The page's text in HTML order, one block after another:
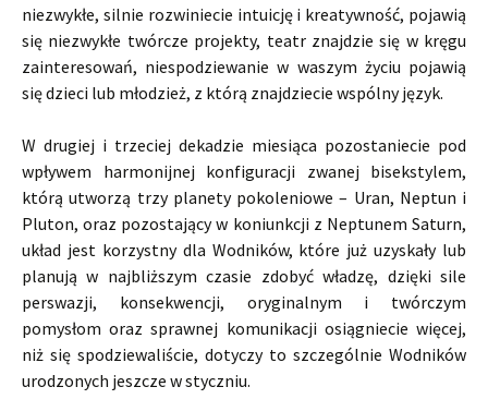
niezwykłe, silnie rozwiniecie intuicję i kreatywność, pojawią
się niezwykłe twórcze projekty, teatr znajdzie się w kręgu
zainteresowań, niespodziewanie w waszym życiu pojawią
się dzieci lub młodzież, z którą znajdziecie wspólny język.
W drugiej i trzeciej dekadzie miesiąca pozostaniecie pod
wpływem harmonijnej konfiguracji zwanej bisekstylem,
którą utworzą trzy planety pokoleniowe – Uran, Neptun i
Pluton, oraz pozostający w koniunkcji z Neptunem Saturn,
układ jest korzystny dla Wodników, które już uzyskały lub
planują w najbliższym czasie zdobyć władzę, dzięki sile
perswazji, konsekwencji, oryginalnym i twórczym
pomysłom oraz sprawnej komunikacji osiągniecie więcej,
niż się spodziewaliście, dotyczy to szczególnie Wodników
urodzonych jeszcze w styczniu.